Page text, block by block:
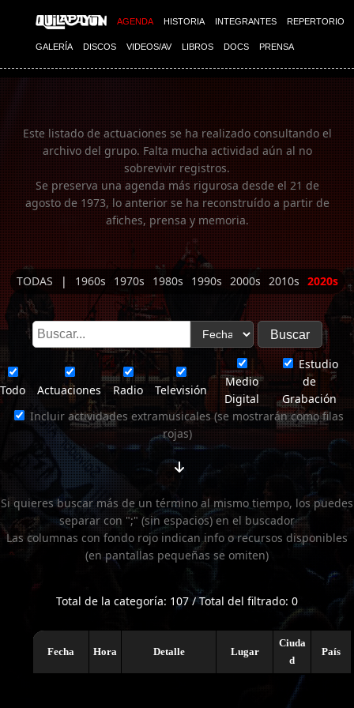
AGENDA HISTORIA INTEGRANTES REPERTORIO
GALERÍA DISCOS VIDEOS/AV LIBROS DOCS PRENSA
Imagen 01
Este listado de actuaciones se ha realizado consultando el
archivo del grupo. Falta mucha actividad aún al no
sobrevivir registros.
Se preserva una agenda más rigurosa desde el 21 de
agosto de 1973, lo anterior se ha reconstruído a partir de
afiches, prensa y memoria.
TODAS | 1960s 1970s 1980s 1990s 2000s 2010s 2020s
Todo Actuaciones Radio Televisión
Medio
Digital
Estudio
de
Grabación
Incluir actividades extramusicales (se mostrarán como filas
rojas)
Si quieres buscar más de un término al mismo tiempo, los puedes
separar con ";" (sin espacios) en el buscador
Las columnas con fondo rojo indican info o recursos disponibles
(en pantallas pequeñas se omiten)
Total de la categoría: 107 / Total del filtrado: 0
Fecha Hora Detalle Lugar
Ciuda
d
País